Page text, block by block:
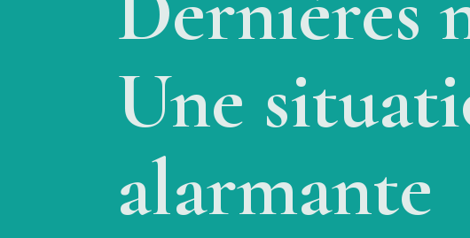
Une
alarmante